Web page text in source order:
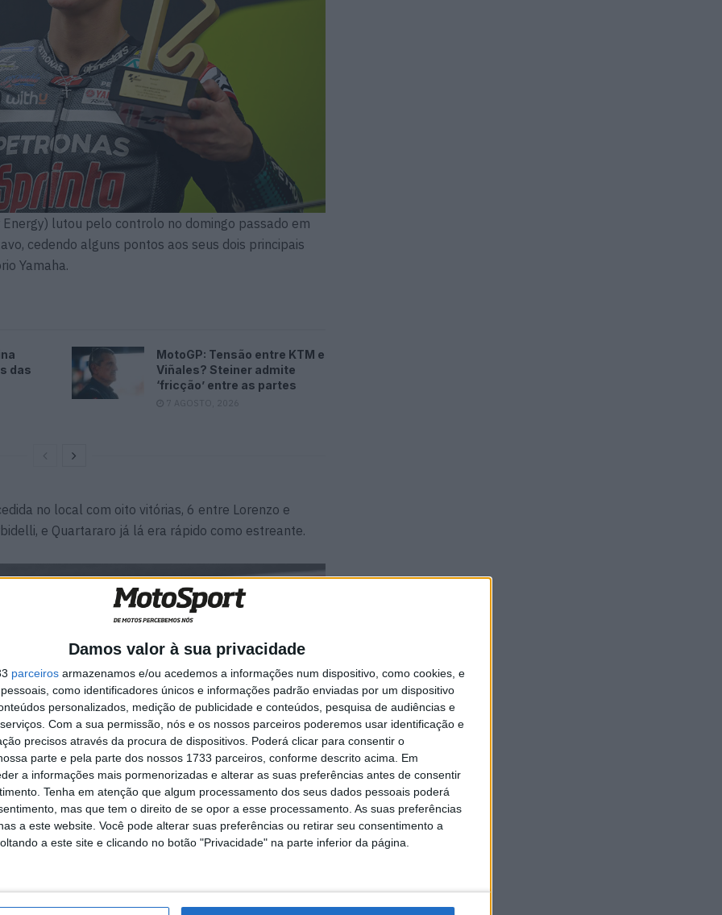
Damos valor à sua privacidade
parceiros armazenamos e/ou acedemos a informações num dispositivo, como cookies, e
como identificadores únicos e informações padrão enviadas por um dispositivo
personalizados, medição de publicidade e conteúdos, pesquisa de audiências e
Com a sua permissão, nós e os nossos parceiros poderemos usar identificação e
precisos através da procura de dispositivos. Poderá clicar para consentir o
parte e pela parte dos nossos 1733 parceiros, conforme descrito acima. Em
a informações mais pormenorizadas e alterar as suas preferências antes de consentir
Tenha em atenção que algum processamento dos seus dados pessoais poderá
mas que tem o direito de se opor a esse processamento. As suas preferências
a este website. Você pode alterar suas preferências ou retirar seu consentimento a
a este site e clicando no botão "Privacidade" na parte inferior da página.
lutou pelo controlo no domingo passado em
cedendo alguns pontos aos seus dois principais
Yamaha.
das
MotoGP: Tensão entre KTM e
Viñales? Steiner admite
‘fricção’ entre as partes
7 AGOSTO, 2026
no local com oito vitórias, 6 entre Lorenzo e
e Quartararo já lá era rápido como estreante.
mas o francês subiu de forma até agora em